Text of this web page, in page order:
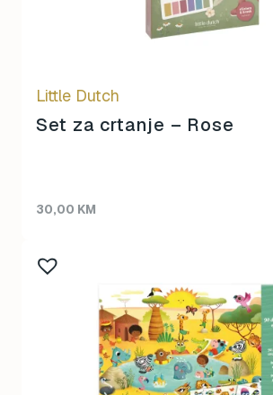
Little Dutch
Set za crtanje – Rose
30,00 KM